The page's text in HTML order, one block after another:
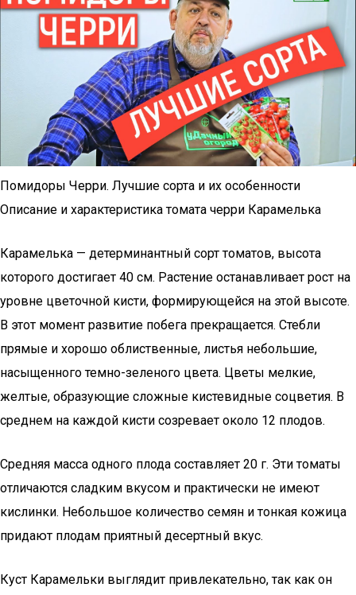
Помидоры Черри. Лучшие сорта и их особенности
Описание и характеристика томата черри Карамелька
Карамелька — детерминантный сорт томатов, высота
которого достигает 40 см. Растение останавливает рост на
уровне цветочной кисти, формирующейся на этой высоте.
В этот момент развитие побега прекращается. Стебли
прямые и хорошо облиственные, листья небольшие,
насыщенного темно-зеленого цвета. Цветы мелкие,
желтые, образующие сложные кистевидные соцветия. В
среднем на каждой кисти созревает около 12 плодов.
Средняя масса одного плода составляет 20 г. Эти томаты
отличаются сладким вкусом и практически не имеют
кислинки. Небольшое количество семян и тонкая кожица
придают плодам приятный десертный вкус.
Куст Карамельки выглядит привлекательно, так как он